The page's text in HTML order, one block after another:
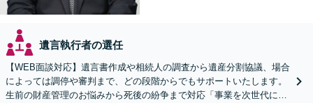
遺言執行者の選任
【WEB面談対応】遺言書作成や相続人の調査から遺産分割協議、場合
によっては調停や審判まで、どの段階からでもサポートいたします。
生前の財産管理のお悩みから死後の紛争まで対応「事業を次世代に引